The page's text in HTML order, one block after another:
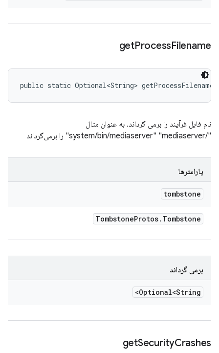
getProcessFilename
public static Optional<String> getProcessFilename
نام فایل فرآیند را برمی گرداند. به عنوان مثال
"/system/bin/mediaserver" "mediaserver" را برمی‌گرداند
پارامترها
tombstone
TombstoneProtos. Tombstone
برمی گرداند
Optional<String>
getSecurityCrashes